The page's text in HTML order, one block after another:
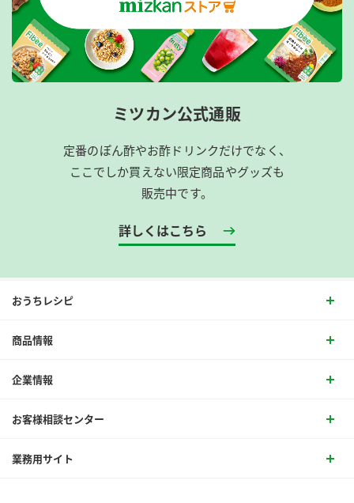
ミツカン公式通販
定番のぽん酢やお酢ドリンクだけでなく、
ここでしか買えない限定商品やグッズも
販売中です。
詳しくはこちら
おうちレシピ
商品情報
企業情報
お客様相談センター
業務用サイト